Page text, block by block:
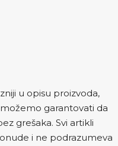
u opisu proizvoda,
garantovati da
grešaka. Svi artikli
i ne podrazumeva